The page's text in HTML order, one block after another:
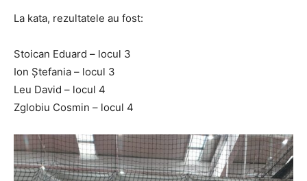
La kata, rezultatele au fost:
Stoican Eduard – locul 3
Ion Ștefania – locul 3
Leu David – locul 4
Zglobiu Cosmin – locul 4